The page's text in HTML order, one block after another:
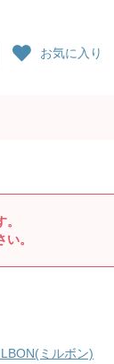
お気に入り
。
ミルボン)